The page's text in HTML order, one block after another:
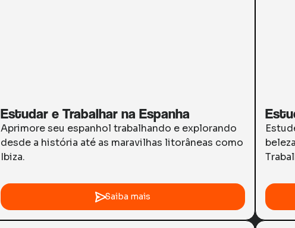
Estudar e Trabalhar na Espanha
Aprimore seu espanhol trabalhando e explorando
desde a história até as maravilhas litorâneas como
Ibiza.
Saiba mais